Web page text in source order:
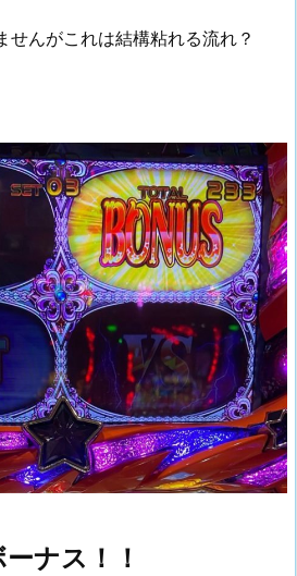
せんがこれは結構粘れる流れ？
ナス！！